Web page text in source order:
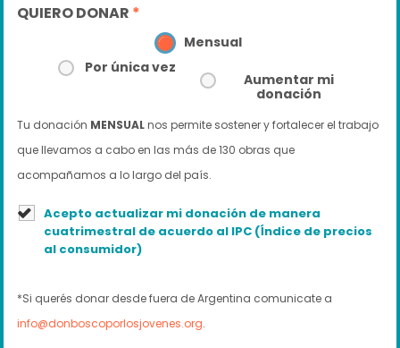
QUIERO DONAR *
Mensual
Por única vez
Aumentar mi
donación
Tu donación MENSUALnos permite sostener y fortalecer el trabajo
que llevamos a cabo en las más de 130 obras que
acompañamos a lo largo del país.
Acepto actualizar mi donación de manera
cuatrimestral de acuerdo al IPC (Índice de precios
al consumidor)
*Si querés donar desde fuera de Argentina comunicate a
info@donboscoporlosjovenes.org.